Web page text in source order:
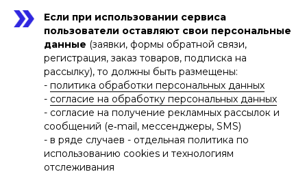
Если при использовании сервиса
пользователи оставляют свои персональные
данные (заявки, формы обратной связи,
регистрация, заказ товаров, подписка на
рассылку), то должны быть размещены:
- политика обработки персональных данных
- согласие на обработку персональных данных
- согласие на получение рекламных рассылок и
сообщений (e‑mail, мессенджеры, SMS)
- в ряде случаев - отдельная политика по
использованию cookies и технологиям
отслеживания